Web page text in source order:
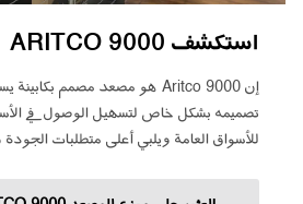
استكشف ARITCO 9000
إن
هو مصعد مصمم بكابينة
تصميمه بشكل خاص لتسهيل الوصول في
للأسواق العامة ويلبي أعلى متطلبات الجودة